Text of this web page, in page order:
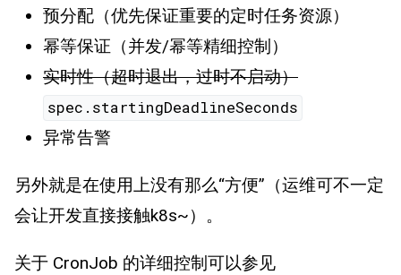
预分配（优先保证重要的定时任务资源）
幂等保证（并发/幂等精细控制）
实时性（超时退出，过时不启动）
spec.startingDeadlineSeconds
异常告警
另外就是在使用上没有那么“方便”（运维可不一定
会让开发直接接触k8s~）。
关于 CronJob 的详细控制可以参见